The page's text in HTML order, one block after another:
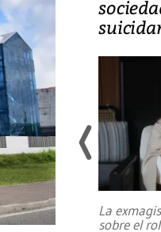
de
una
La
sobre el